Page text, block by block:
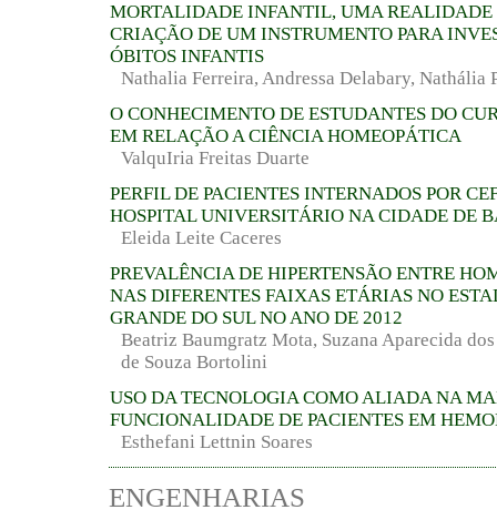
MORTALIDADE INFANTIL, UMA REALIDADE
CRIAÇÃO DE UM INSTRUMENTO PARA
ÓBITOS INFANTIS
Nathalia Ferreira, Andressa Delabary, Nathália
O CONHECIMENTO DE ESTUDANTES DO
EM RELAÇÃO A CIÊNCIA HOMEOPÁTICA
ValquIria Freitas Duarte
PERFIL DE PACIENTES INTERNADOS POR
HOSPITAL UNIVERSITÁRIO NA CIDADE DE
Eleida Leite Caceres
PREVALÊNCIA DE HIPERTENSÃO ENTRE
NAS DIFERENTES FAIXAS ETÁRIAS NO
GRANDE DO SUL NO ANO DE 2012
Beatriz Baumgratz Mota, Suzana Aparecida
de Souza Bortolini
USO DA TECNOLOGIA COMO ALIADA NA
FUNCIONALIDADE DE PACIENTES EM
Esthefani Lettnin Soares
ENGENHARIAS